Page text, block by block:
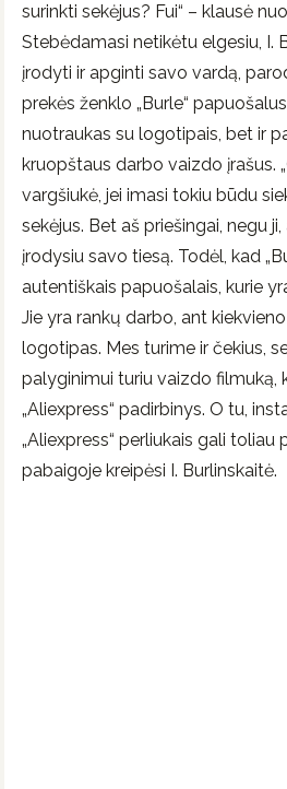
surinkti sekėjus? Fui“ – klausė
Stebėdamasi netikėtu elgesiu, I.
įrodyti ir apginti savo vardą,
prekės ženklo „Burle“
nuotraukas su logotipais, bet ir
kruopštaus darbo vaizdo įrašus.
vargšiukė, jei imasi tokiu būdu
sekėjus. Bet aš priešingai, negu
įrodysiu savo tiesą. Todėl, kad
autentiškais papuošalais, kurie
Jie yra rankų darbo, ant
logotipas. Mes turime ir čekius,
palyginimui turiu vaizdo filmuką,
„Aliexpress“ padirbinys. O tu,
„Aliexpress“ perliukais gali toliau
pabaigoje kreipėsi I. Burlinskaitė.